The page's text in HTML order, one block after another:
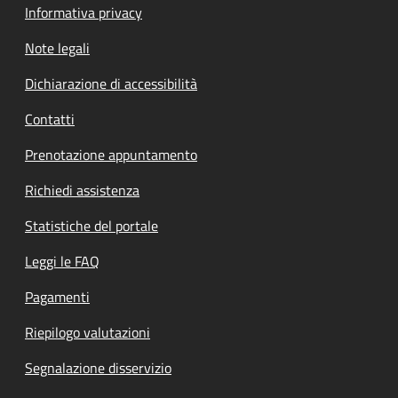
Informativa privacy
Note legali
Dichiarazione di accessibilità
Contatti
Prenotazione appuntamento
Richiedi assistenza
Statistiche del portale
Leggi le FAQ
Pagamenti
Riepilogo valutazioni
Segnalazione disservizio